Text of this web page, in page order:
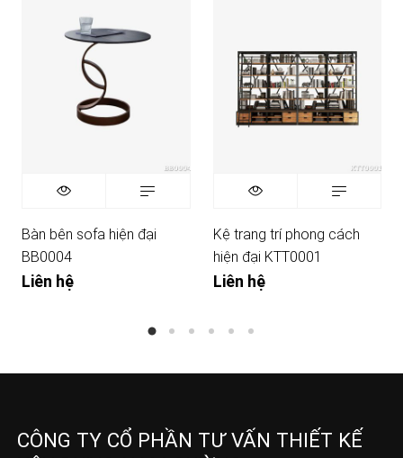
Bàn bên sofa hiện đại
BB0004
Liên hệ
Kệ trang trí phong cách
hiện đại KTT0001
Liên hệ
CÔNG TY CỔ PHẦN TƯ VẤN THIẾT KẾ